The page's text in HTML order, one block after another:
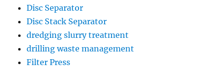
Disc Separator
Disc Stack Separator
dredging slurry treatment
drilling waste management
Filter Press